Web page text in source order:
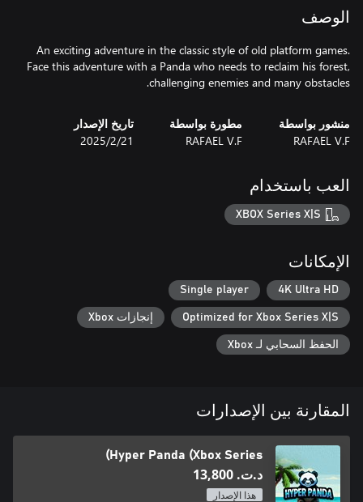
الوصف
An exciting adventure in the classic style of old platform games.
Face this adventure with a Panda who needs to reclaim his forest,
challenging enemies and many obstacles.
منشور بواسطة
RAFAEL V.F
مطورة بواسطة
RAFAEL V.F
تاريخ الإصدار
21‏/2‏/2025
العب باستخدام
XBOX Series X|S
الإمكانات
4K Ultra HD
Single player
Optimized for Xbox Series X|S إنجازات Xbox
الحفظ السحابي لـ Xbox
المقارنة بين الإصدارات
Hyper Panda (Xbox Series)
د.ت.‏ 13,800
هذا الإصدار